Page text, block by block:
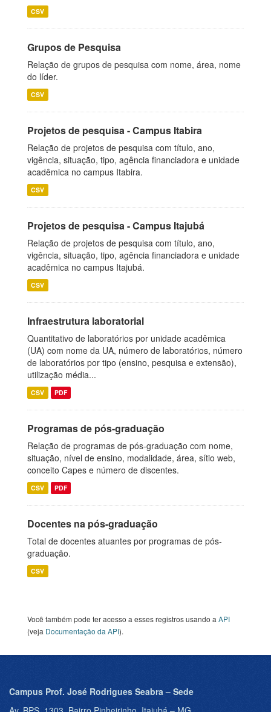
CSV
Grupos de Pesquisa
Relação de grupos de pesquisa com nome, área, nome
do líder.
CSV
Projetos de pesquisa - Campus Itabira
Relação de projetos de pesquisa com título, ano,
vigência, situação, tipo, agência financiadora e unidade
acadêmica no campus Itabira.
CSV
Projetos de pesquisa - Campus Itajubá
Relação de projetos de pesquisa com título, ano,
vigência, situação, tipo, agência financiadora e unidade
acadêmica no campus Itajubá.
CSV
Infraestrutura laboratorial
Quantitativo de laboratórios por unidade acadêmica
(UA) com nome da UA, número de laboratórios, número
de laboratórios por tipo (ensino, pesquisa e extensão),
utilização média...
CSV PDF
Programas de pós-graduação
Relação de programas de pós-graduação com nome,
situação, nível de ensino, modalidade, área, sítio web,
conceito Capes e número de discentes.
CSV PDF
Docentes na pós-graduação
Total de docentes atuantes por programas de pós-
graduação.
CSV
Você também pode ter acesso a esses registros usando a API
(veja Documentação da API).
Campus Prof. José Rodrigues Seabra – Sede